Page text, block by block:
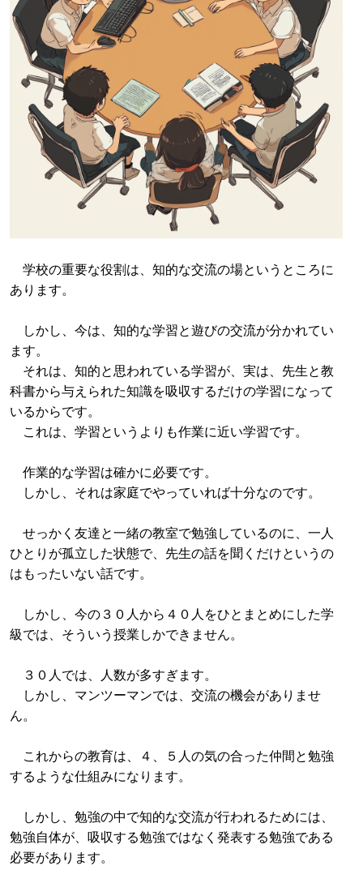
学校の重要な役割は、知的な交流の場というところに
あります。
しかし、今は、知的な学習と遊びの交流が分かれてい
ます。
それは、知的と思われている学習が、実は、先生と教
科書から与えられた知識を吸収するだけの学習になって
いるからです。
これは、学習というよりも作業に近い学習です。
作業的な学習は確かに必要です。
しかし、それは家庭でやっていれば十分なのです。
せっかく友達と一緒の教室で勉強しているのに、一人
ひとりが孤立した状態で、先生の話を聞くだけというの
はもったいない話です。
しかし、今の３０人から４０人をひとまとめにした学
級では、そういう授業しかできません。
３０人では、人数が多すぎます。
しかし、マンツーマンでは、交流の機会がありませ
ん。
これからの教育は、４、５人の気の合った仲間と勉強
するような仕組みになります。
しかし、勉強の中で知的な交流が行われるためには、
勉強自体が、吸収する勉強ではなく発表する勉強である
必要があります。